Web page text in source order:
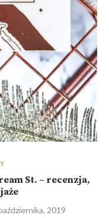
St. – recenzja,
2019